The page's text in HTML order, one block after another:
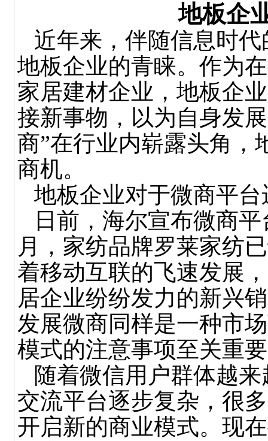
地板企
近年来，伴随信息时
地板企业的青睐。作为
家居建材企业，地板企
接新事物，以为自身发
商”在行业内崭露头角，
商机。
地板企业对于微商平
日前，海尔宣布微商
月，家纺品牌罗莱家纺
着移动互联的飞速发展
居企业纷纷发力的新兴
发展微商同样是一种市
模式的注意事项至关重
随着微信用户群体越
交流平台逐步复杂，很
开启新的商业模式。现